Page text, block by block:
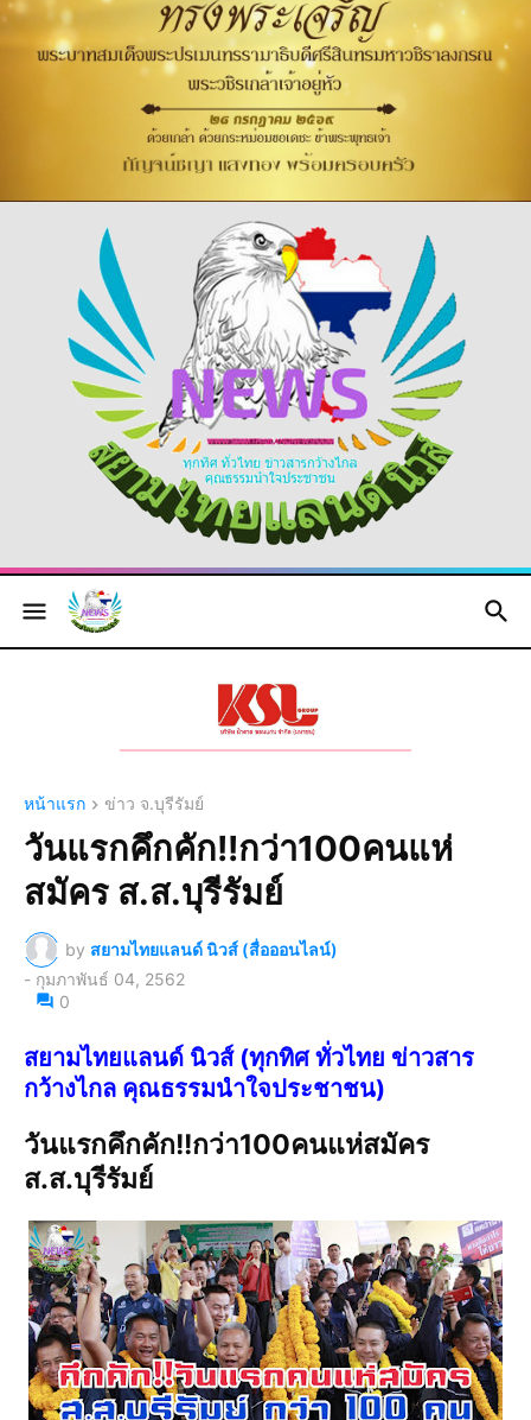
หน้าแรก ข่าว จ.บุรีรัมย์
วันแรกคึกคัก!!กว่า100คนแห่
สมัคร ส.ส.บุรีรัมย์
by สยามไทยแลนด์ นิวส์ (สื่อออนไลน์)
- กุมภาพันธ์ 04, 2562
0
สยามไทยแลนด์ นิวส์ (ทุกทิศ ทั่วไทย ข่าวสาร
กว้างไกล คุณธรรมนำใจประชาชน)
วันแรกคึกคัก!!กว่า100คนแห่สมัคร
ส.ส.บุรีรัมย์